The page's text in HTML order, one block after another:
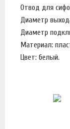
Отвод для
Диаметр
Диаметр
Материал:
Цвет: белый.